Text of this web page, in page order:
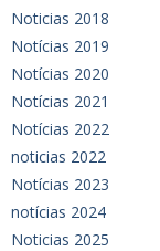
Noticias 2018
Notícias 2019
Notícias 2020
Notícias 2021
Notícias 2022
noticias 2022
Notícias 2023
notícias 2024
Noticias 2025